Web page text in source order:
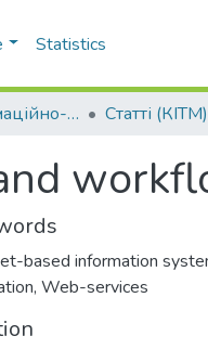
Statistics
Кафедра інформаційно-телекомунікаційних мереж (КІТМ) Статті (КІТМ)
based information
, Web-services